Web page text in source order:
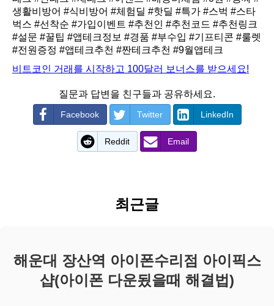
생활비방어 #식비방어 #체험딜 #핫딜 #특가 #스벅 #스타
벅스 #선착순 #가입이벤트 #추천인 #추천코드 #추천링크
#설문 #꿀팁 #앱테크정보 #경품 #부수입 #기프티콘 #룰렛
#전원증정 #앱테크추천 #짠테크추천 #9월앱테크
비트코인 거래를 시작하고 100달러 보너스를 받으세요!
질문과 답변을 친구들과 공유하세요.
Facebook Twitter LinkedIn
Reddit Email
최근글
해운대 장산역 아이폰수리점 아이픽스
샵(아이폰 다운됬을때 해결법)